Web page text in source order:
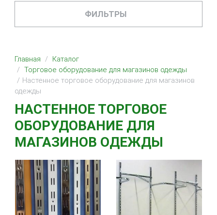
ФИЛЬТРЫ
Главная
Каталог
Торговое оборудование для магазинов одежды
Настенное торговое оборудование для магазинов
одежды
НАСТЕННОЕ ТОРГОВОЕ
ОБОРУДОВАНИЕ ДЛЯ
МАГАЗИНОВ ОДЕЖДЫ